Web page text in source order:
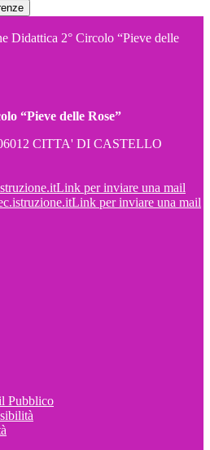
Didattica 2° Circolo “Pieve delle
“Pieve delle Rose”
CITTA' DI CASTELLO
Link per inviare una mail
Link per inviare una mail
Pubblico